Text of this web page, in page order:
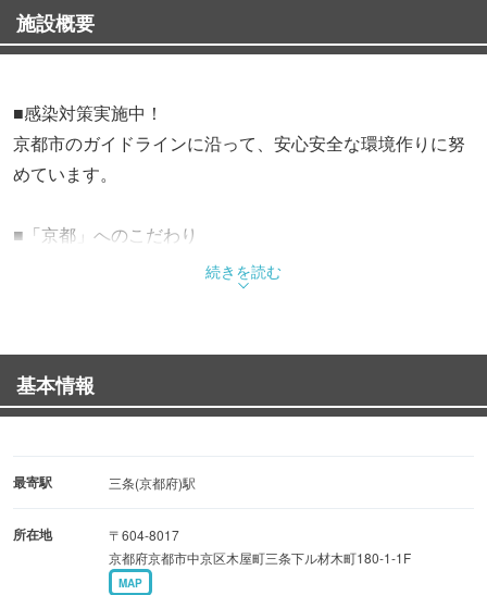
施設概要
■感染対策実施中！
京都市のガイドラインに沿って、安心安全な環境作りに努
めています。
■「京都」へのこだわり
京野菜をはじめ、生麩や湯葉の創作串など
京都の伝統食材を存分にご堪能いただけます。
先斗町歌舞練場前の、風情ある京都らしい町並みに浸り、
こだわりの串揚げをお楽しみ下さい
続きを読む
基本情報
最寄駅 三条(京都府)駅
所在地
〒604-8017
京都府京都市中京区木屋町三条下ル材木町180-1-1F
MAP